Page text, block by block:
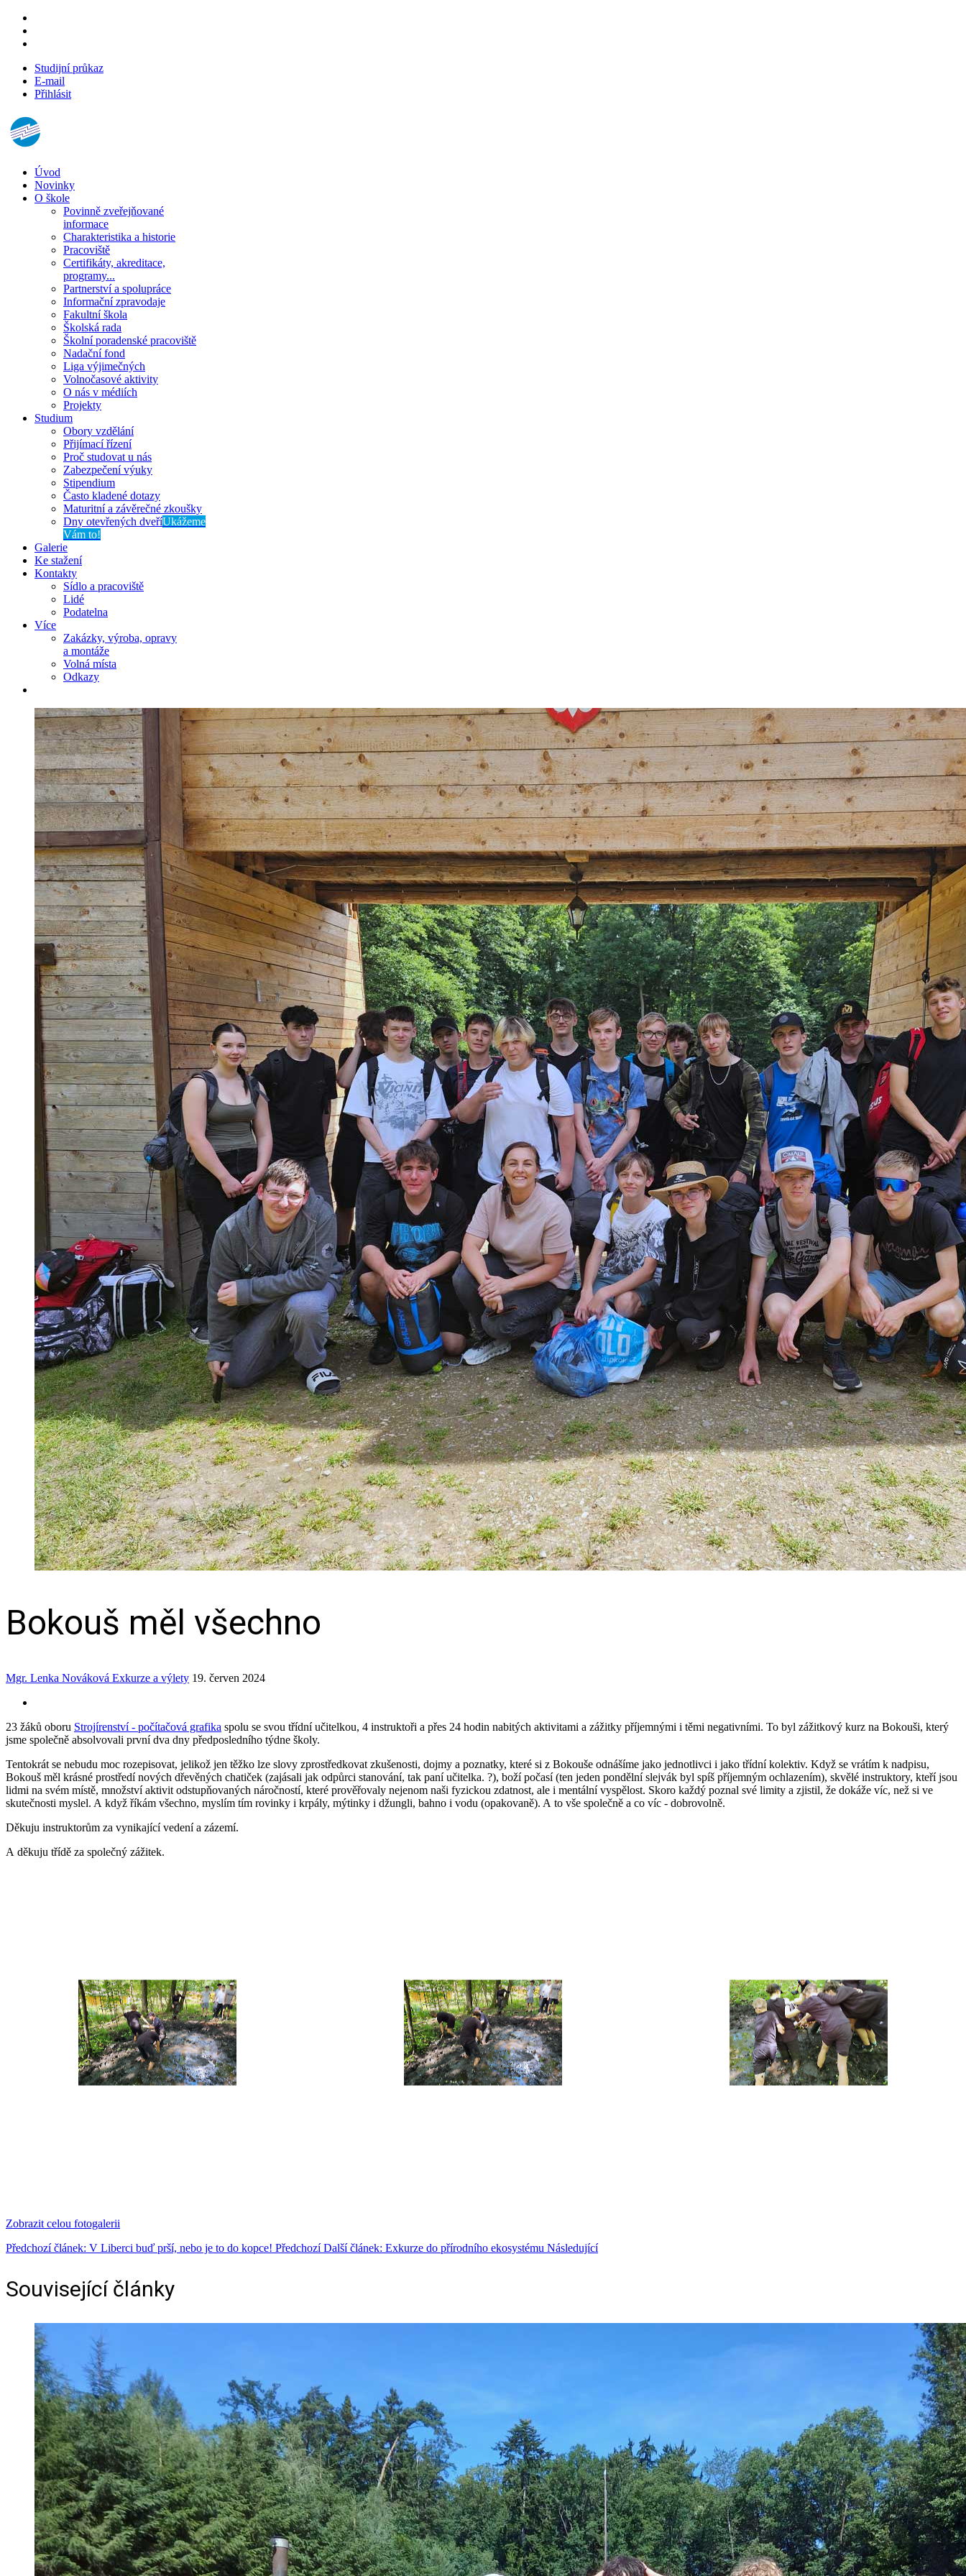
Studijní průkaz
E-mail
Přihlásit
Úvod
Novinky
O škole
Povinně zveřejňované
informace
Charakteristika a historie
Pracoviště
Certifikáty, akreditace,
programy...
Partnerství a spolupráce
Informační zpravodaje
Fakultní škola
Školská rada
Školní poradenské pracoviště
Nadační fond
Liga výjimečných
Volnočasové aktivity
O nás v médiích
Projekty
Studium
Obory vzdělání
Přijímací řízení
Proč studovat u nás
Zabezpečení výuky
Stipendium
Často kladené dotazy
Maturitní a závěrečné zkoušky
Dny otevřených dveříUkážeme
Vám to!
Galerie
Ke stažení
Kontakty
Sídlo a pracoviště
Lidé
Podatelna
Více
Zakázky, výroba, opravy
a montáže
Volná místa
Odkazy
Bokouš měl všechno
Mgr. Lenka Nováková Exkurze a výlety 19. červen 2024
23 žáků oboru Strojírenství - počítačová grafika spolu se svou třídní učitelkou, 4 instruktoři a přes 24 hodin nabitých aktivitami a zážitky příjemnými i těmi negativními. To byl zážitkový kurz na Bokouši, který
jsme společně absolvovali první dva dny předposledního týdne školy.
Tentokrát se nebudu moc rozepisovat, jelikož jen těžko lze slovy zprostředkovat zkušenosti, dojmy a poznatky, které si z Bokouše odnášíme jako jednotlivci i jako třídní kolektiv. Když se vrátím k nadpisu,
Bokouš měl krásné prostředí nových dřevěných chatiček (zajásali jak odpůrci stanování, tak paní učitelka. ?), boží počasí (ten jeden pondělní slejvák byl spíš příjemným ochlazením), skvělé instruktory, kteří jsou
lidmi na svém místě, množství aktivit odstupňovaných náročností, které prověřovaly nejenom naši fyzickou zdatnost, ale i mentální vyspělost. Skoro každý poznal své limity a zjistil, že dokáže víc, než si ve
skutečnosti myslel. A když říkám všechno, myslím tím rovinky i krpály, mýtinky i džungli, bahno i vodu (opakovaně). A to vše společně a co víc ‑ dobrovolně.
Děkuju instruktorům za vynikající vedení a zázemí.
A děkuju třídě za společný zážitek.
Zobrazit celou fotogalerii
Předchozí článek: V Liberci buď prší, nebo je to do kopce! Předchozí Další článek: Exkurze do přírodního ekosystému Následující
Související články